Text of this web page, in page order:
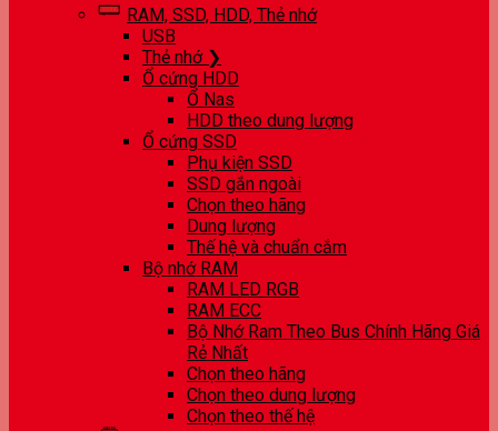
RAM, SSD, HDD, Thẻ nhớ
USB
Thẻ nhớ ❯
Ổ cứng HDD
Ổ Nas
HDD theo dung lượng
Ổ cứng SSD
Phụ kiện SSD
SSD gắn ngoài
Chọn theo hãng
Dung lượng
Thế hệ và chuẩn cắm
Bộ nhớ RAM
RAM LED RGB
RAM ECC
Bộ Nhớ Ram Theo Bus Chính Hãng Giá
Rẻ Nhất
Chọn theo hãng
Chọn theo dung lượng
Chọn theo thế hệ